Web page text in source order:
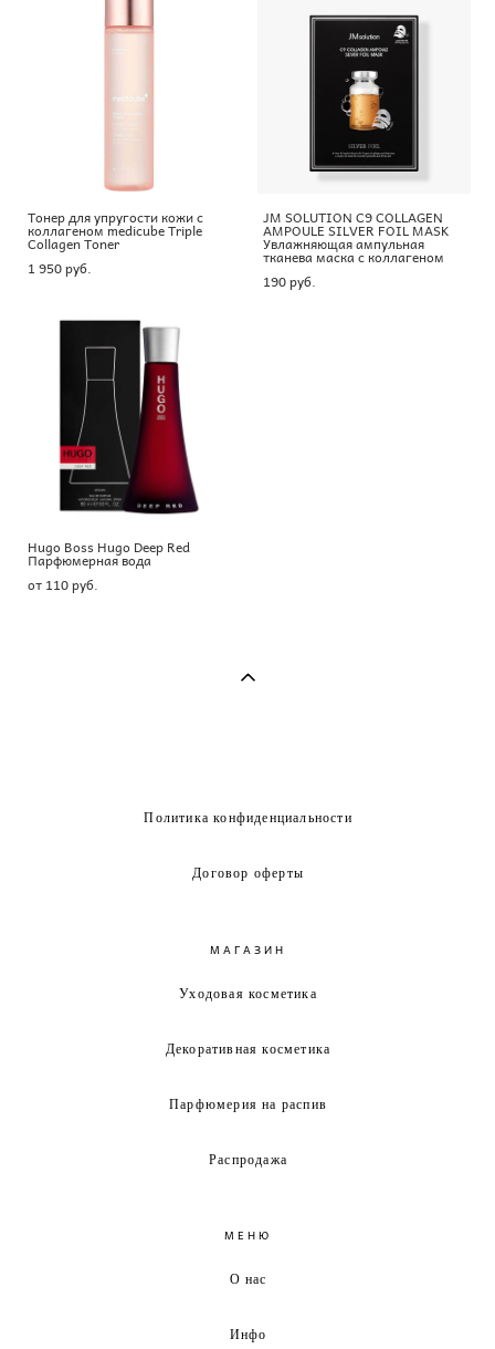
Тонер для упругости кожи с
коллагеном medicube Triple
Collagen Toner
1 950 pуб.
JM SOLUTION C9 COLLAGEN
AMPOULE SILVER FOIL MASK
Увлажняющая ампульная
тканева маска с коллагеном
190 pуб.
Hugo Boss Hugo Deep Red
Парфюмерная вода
от 110 pуб.
Политика конфиденциальности
Договор оферты
МАГАЗИН
Уходовая косметика
Декоративная косметика
Парфюмерия на распив
Распродажа
МЕНЮ
О нас
Инфо